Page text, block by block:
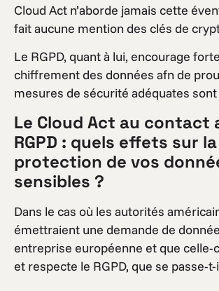
Cloud Act n’aborde jamais cette
fait aucune mention des clés de
Le RGPD, quant à lui, encourage
chiffrement des données afn de
mesures de sécurité adéquates sont
Le Cloud Act au contact
RGPD : quels effets sur la
protection de vos
sensibles ?
Dans le cas où les autorités
émettraient une demande de
entreprise européenne et que celle-
et respecte le RGPD, que se passe-t-